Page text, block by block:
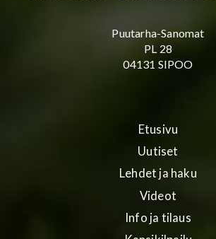
Puutarha-Sanomat
PL 28
04131 SIPOO
Etusivu
Uutiset
Lehdet ja haku
Videot
Info ja tilaus